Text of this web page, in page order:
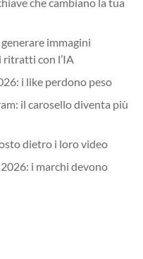
immagini
ritratti con l’IA
i like perdono peso
il carosello diventa più
dietro i loro video
i marchi devono